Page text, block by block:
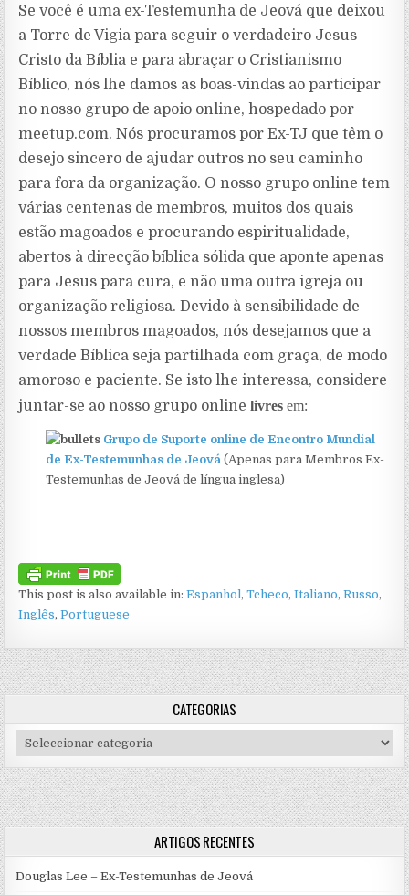
Sevocê é uma ex-Testemunha de Jeová que deixou
a Torre de Vigia para seguir o verdadeiro Jesus
Cristo da Bíblia e para abraçar o Cristianismo
Bíblico, nós lhe damos as boas-vindas ao participar
no nosso grupo de apoio online, hospedado por
meetup.com. Nós procuramos por Ex-TJ que têm o
desejo sincero de ajudar outros no seu caminho
para fora da organização. O nosso grupo online tem
várias centenas de membros, muitos dos quais
estão magoados e procurando espiritualidade,
abertos à direcção bíblica sólida que aponte apenas
para Jesus para cura, e não uma outra igreja ou
organização religiosa. Devido à sensibilidade de
nossos membros magoados, nós desejamos que a
verdade Bíblica seja partilhada com graça, de modo
amoroso e paciente. Se isto lhe interessa, considere
juntar-se ao nosso grupo onlinelivres em:
Grupo de Suporte online de Encontro Mundial
de Ex-Testemunhas de Jeová (Apenas para Membros Ex-
Testemunhas de Jeová de língua inglesa)
This post is also available in:Espanhol Tcheco Italiano Russo
Inglês Portuguese
CATEGORIAS
Categorias
ARTIGOS RECENTES
Douglas Lee – Ex-Testemunhas de Jeová